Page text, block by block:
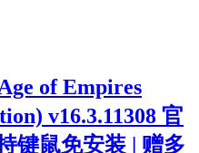
of Empires
v16.3.11308 官
键鼠免安装 | 赠多